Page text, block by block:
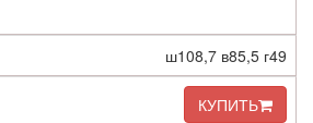
ш108,7 в85,5 г49
КУПИТЬ